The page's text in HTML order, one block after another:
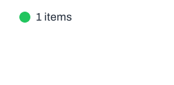
1 items